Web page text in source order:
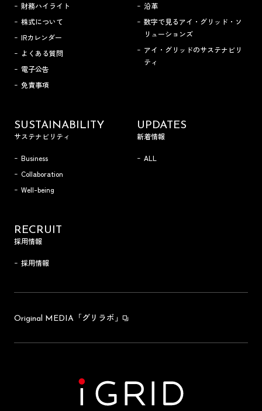
財務ハイライト
株式について
IRカレンダー
よくある質問
電子公告
免責事項
沿革
数字で見るアイ・グリッド・ソ
リューションズ
アイ・グリッドのサステナビリ
ティ
SUSTAINABILITY
サステナビリティ
Business
Collaboration
Well-being
UPDATES
新着情報
ALL
RECRUIT
採用情報
採用情報
Original MEDIA 「グリラボ」